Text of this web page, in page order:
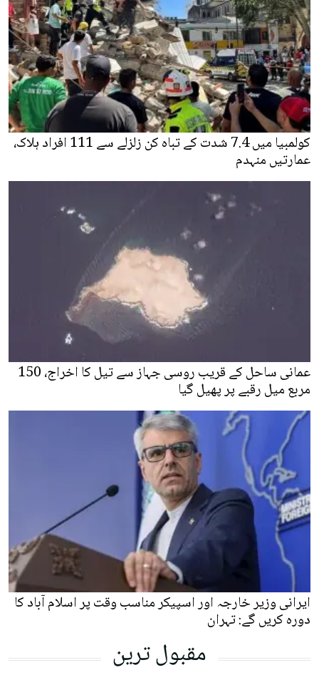
کولمبیا میں 7.4 شدت کے تباہ کن زلزلے سے 111 افراد ہلاک،
عمارتیں منہدم
عمانی ساحل کے قریب روسی جہاز سے تیل کا اخراج، 150
مربع میل رقبے پر پھیل گیا
ایرانی وزیر خارجہ اور اسپیکر مناسب وقت پر اسلام آباد کا
دورہ کریں گے: تہران
مقبول ترین